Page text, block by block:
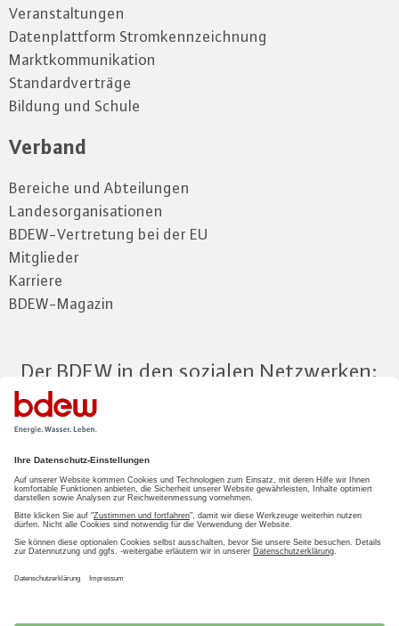
Veranstaltungen
Datenplattform Stromkennzeichnung
Marktkommunikation
Standardverträge
Bildung und Schule
Verband
Bereiche und Abteilungen
Landesorganisationen
BDEW-Vertretung bei der EU
Mitglieder
Karriere
BDEW-Magazin
Der BDEW in den sozialen Netzwerken:
Zum Mitgliederbereich
LOGIN